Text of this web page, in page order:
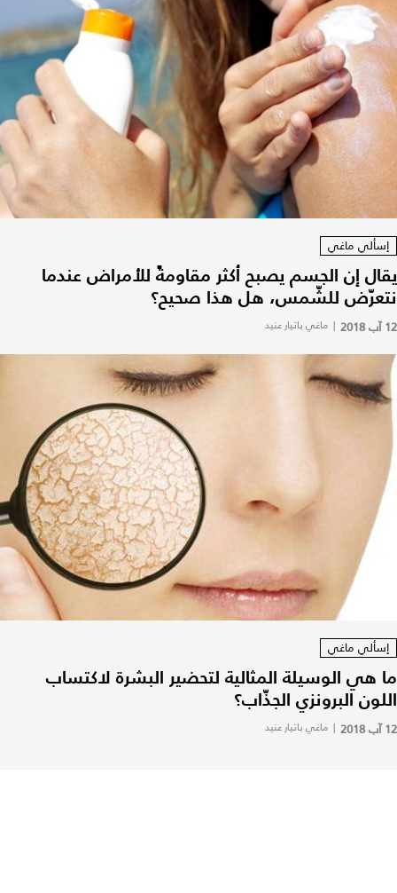
إسألي ماغي
يقال إن الجسم يصبح أكثر مقاومةً للأمراض عندما
نتعرّض للشّمس، هل هذا صحيح؟
12 آب 2018 | ماغي باتيار عنيد
إسألي ماغي
ما هي الوسيلة المثالية لتحضير البشرة لاكتساب
اللون البرونزي الجذّاب؟
12 آب 2018 | ماغي باتيار عنيد